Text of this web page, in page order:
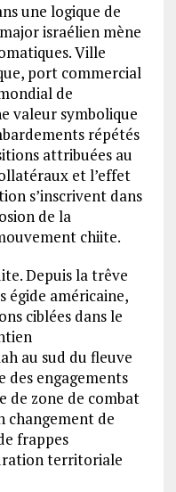
une logique de
israélien mène
Ville
port commercial
de
valeur symbolique
répétés
attribuées au
et l’effet
s’inscrivent dans
de la
chiite.
Depuis la trêve
égide américaine,
ciblées dans le
au sud du fleuve
des engagements
de zone de combat
changement de
frappes
territoriale